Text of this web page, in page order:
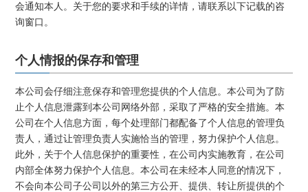
会通知本人。关于您的要求和手续的详情，请联系以下记载的咨
询窗口。
个人情报的保存和管理
本公司会仔细注意保存和管理您提供的个人信息。本公司为了防
止个人信息泄露到本公司网络外部，采取了严格的安全措施。本
公司在个人信息方面，每个处理部门都配备了个人信息的管理负
责人，通过让管理负责人实施恰当的管理，努力保护个人信息。
此外，关于个人信息保护的重要性，在公司内实施教育，在公司
内部全体努力保护个人信息。本公司在未经本人同意的情况下，
不会向本公司子公司以外的第三方公开、提供、转让所提供的个